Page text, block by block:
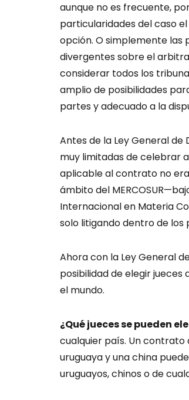
aunque no es frecuente,
particularidades del caso
opción. O simplemente las
divergentes sobre el
considerar todos los
amplio de posibilidades
partes y adecuado a la
Antes de la Ley General
muy limitadas de celebrar
aplicable al contrato no
ámbito del
Internacional en Materia
solo litigando dentro de los
Ahora con la Ley General
posibilidad de elegir
el mundo.
¿Qué jueces se pueden
cualquier país. Un
uruguaya y una china
uruguayos, chinos o de